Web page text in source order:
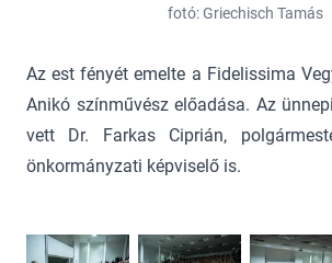
fotó: Griechisch Tamás
Az est fényét emelte a Fidelissima
Anikó színművész előadása. Az
vett Dr. Farkas Ciprián,
önkormányzati képviselő is.